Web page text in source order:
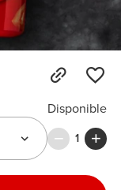
Disponible
1